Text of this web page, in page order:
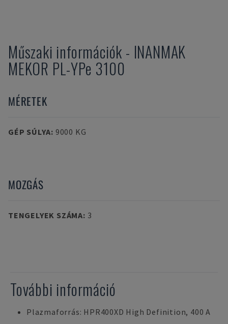
Műszaki információk - INANMAK
MEKOR PL-YPe 3100
MÉRETEK
GÉP SÚLYA: 9000 KG
MOZGÁS
TENGELYEK SZÁMA: 3
További információ
Plazmaforrás: HPR400XD High Definition, 400 A